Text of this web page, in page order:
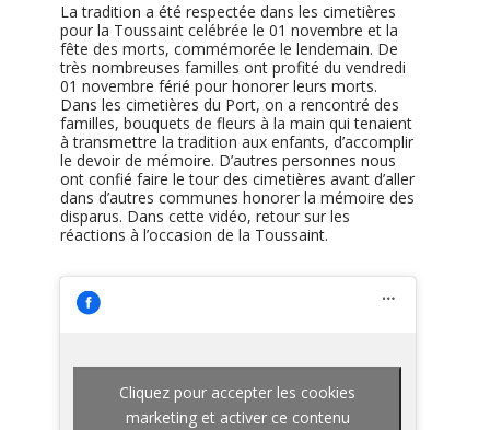
La tradition a été respectée dans les cimetières
pour la Toussaint celébrée le 01 novembre et la
fête des morts, commémorée le lendemain. De
très nombreuses familles ont profité du vendredi
01 novembre férié pour honorer leurs morts.
Dans les cimetières du Port, on a rencontré des
familles, bouquets de fleurs à la main qui tenaient
à transmettre la tradition aux enfants, d’accomplir
le devoir de mémoire. D’autres personnes nous
ont confié faire le tour des cimetières avant d’aller
dans d’autres communes honorer la mémoire des
disparus. Dans cette vidéo, retour sur les
réactions à l’occasion de la Toussaint.
Cliquez pour accepter les cookies
marketing et activer ce contenu